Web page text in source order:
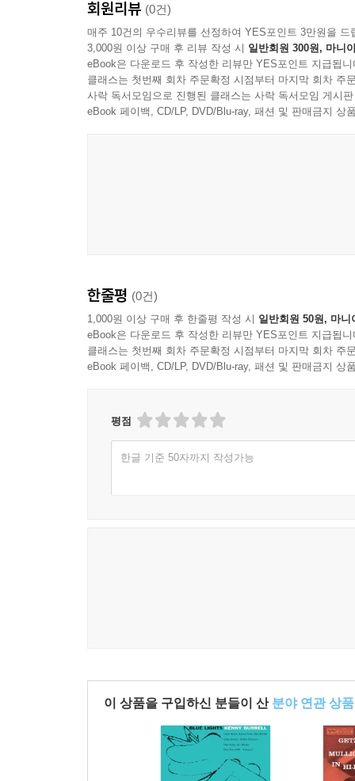
회원리뷰 (0건)
매주 10건의 우수리뷰를 선정하여 YES포인트 3만원을 드
3,000원 이상 구매 후 리뷰 작성 시 일반회원 300원, 마니
eBook은 다운로드 후 작성한 리뷰만 YES포인트 지급됩니
클래스는 첫번째 회차 주문확정 시점부터 마지막 회차 주
사락 독서모임으로 진행된 클래스는 사락 독서모임 게시
eBook 페이백, CD/LP, DVD/Blu-ray, 패션 및 판매금지 상
한줄평 (0건)
1,000원 이상 구매 후 한줄평 작성 시 일반회원 50원, 마니
eBook은 다운로드 후 작성한 리뷰만 YES포인트 지급됩니
클래스는 첫번째 회차 주문확정 시점부터 마지막 회차 주
eBook 페이백, CD/LP, DVD/Blu-ray, 패션 및 판매금지 상
평점
한글 기준 50자까지 작성가능
이 상품을 구입하신 분들이 산 분야 연관 상품